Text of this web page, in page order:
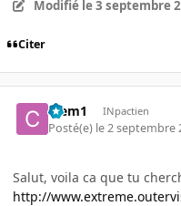
Modifié le 3 septembre
Citer
Clem1 INpactien
Posté(e) le 2 septembre
Salut, voila ca que tu
http://